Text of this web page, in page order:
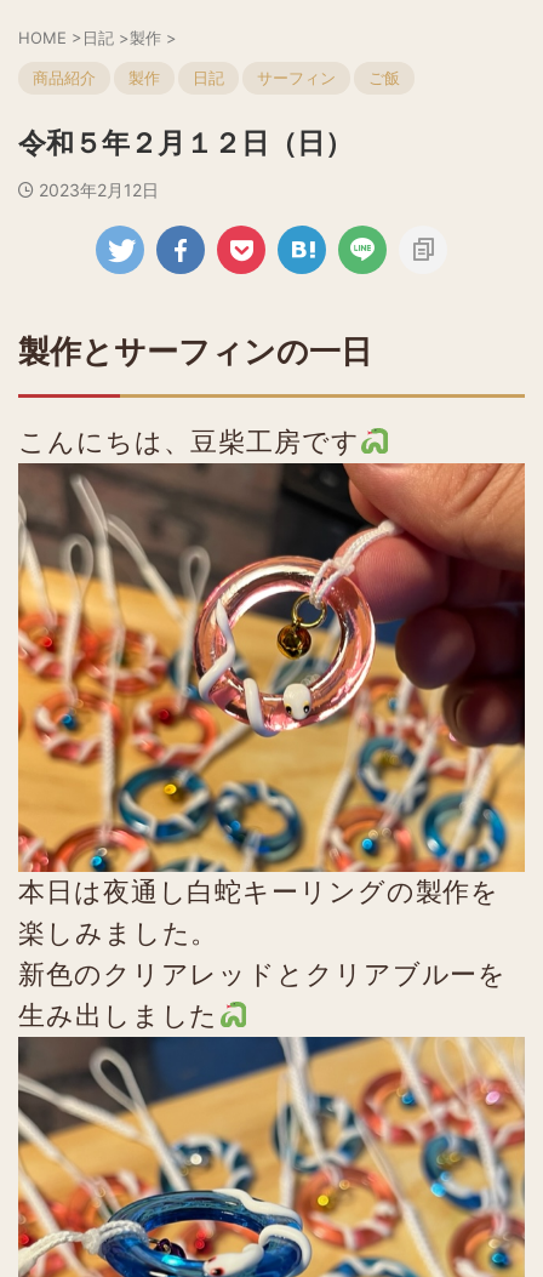
HOME >日記 >製作 >
商品紹介 製作 日記 サーフィン ご飯
令和５年２月１２日（日）
2023年2月12日
製作とサーフィンの一日
こんにちは、豆柴工房です
本日は夜通し白蛇キーリングの製作を
楽しみました。
新色のクリアレッドとクリアブルーを
生み出しました